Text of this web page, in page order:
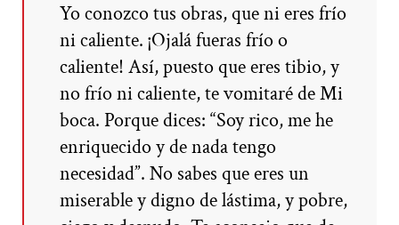
Yo conozco tus obras, que ni eres frío
ni caliente. ¡Ojalá fueras frío o
caliente! Así, puesto que eres tibio, y
no frío ni caliente, te vomitaré de Mi
boca. Porque dices: “Soy rico, me he
enriquecido y de nada tengo
necesidad”. No sabes que eres un
miserable y digno de lástima, y pobre,